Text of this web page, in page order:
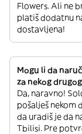
Flowers. Ali ne
platiš dodatnu
dostavljena!
Mogu li da
za nekog
Da, naravno!
pošalješ nekom
da uradiš je da
Tbilisi. Pre